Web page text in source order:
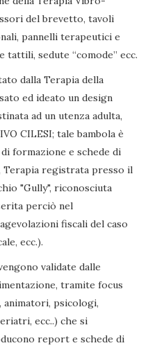
del brevetto, tavoli
pannelli terapeutici e
sedute “comode” ecc.
dalla Terapia della
ed ideato un design
ad un utenza adulta,
CILESI; tale bambola è
formazione e schede di
Terapia registrata presso il
"Gully", riconosciuta
perciò nel
fiscali del caso
ecc.).
validate dalle
tramite focus
psicologi,
ecc..) che si
report e schede di